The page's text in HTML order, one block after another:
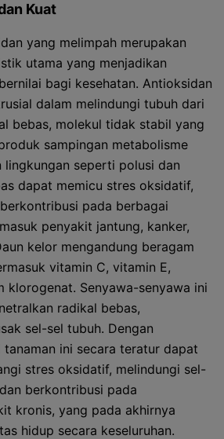
Kuat
yang melimpah merupakan
utama yang menjadikan
bagi kesehatan. Antioksidan
dalam melindungi tubuh dari
bebas, molekul tidak stabil yang
sampingan metabolisme
lingkungan seperti polusi dan
dapat memicu stres oksidatif,
pada berbagai
penyakit jantung, kanker,
kelor mengandung beragam
vitamin C, vitamin E,
klorogenat. Senyawa-senyawa ini
radikal bebas,
sel-sel tubuh. Dengan
tanaman ini secara teratur dapat
stres oksidatif, melindungi sel-
berkontribusi pada
kronis, yang pada akhirnya
hidup secara keseluruhan.